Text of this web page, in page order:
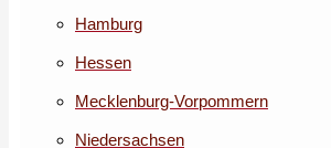
Hamburg
Hessen
Mecklenburg-Vorpommern
Niedersachsen